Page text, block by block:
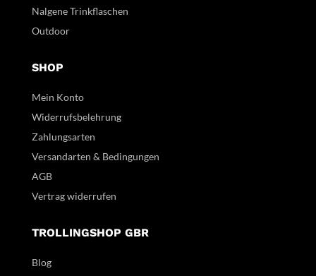
Nalgene Trinkflaschen
Outdoor
SHOP
Mein Konto
Widerrufsbelehrung
Zahlungsarten
Versandarten & Bedingungen
AGB
Vertrag widerrufen
TROLLINGSHOP GBR
Blog